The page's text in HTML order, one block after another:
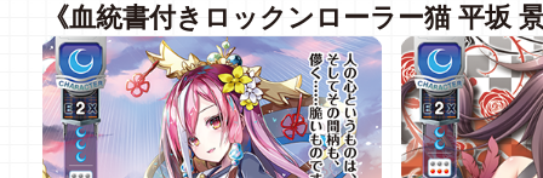
《血統書付きロックンローラー猫 平坂